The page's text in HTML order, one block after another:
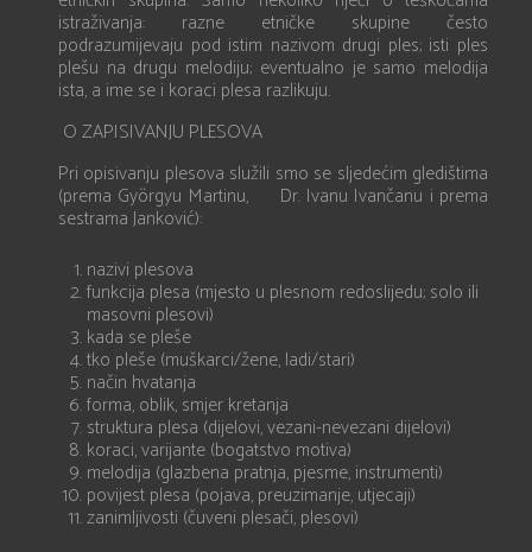
istraživanja: razne etničke skupine često
podrazumijevaju pod istim nazivom drugi ples; isti ples
plešu na drugu melodiju; eventualno je samo melodija
ista, a ime se i koraci plesa razlikuju.
O ZAPISIVANJU PLESOVA
Pri opisivanju plesova služili smo se sljedećim gledištima
(prema Györgyu Martinu, Dr. Ivanu Ivančanu i prema
sestrama Janković):
nazivi plesova
funkcija plesa (mjesto u plesnom redoslijedu; solo ili
masovni plesovi)
kada se pleše
tko pleše (muškarci/žene, ladi/stari)
način hvatanja
forma, oblik, smjer kretanja
struktura plesa (dijelovi, vezani-nevezani dijelovi)
koraci, varijante (bogatstvo motiva)
melodija (glazbena pratnja, pjesme, instrumenti)
povijest plesa (pojava, preuzimanje, utjecaji)
zanimljivosti (čuveni plesači, plesovi)